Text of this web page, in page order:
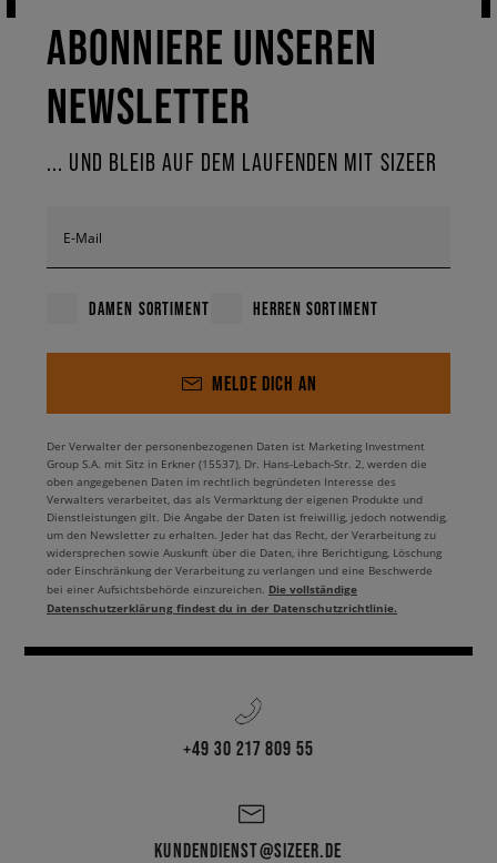
ABONNIERE UNSEREN
NEWSLETTER
... UND BLEIB AUF DEM LAUFENDEN MIT SIZEER
E-Mail
DAMEN SORTIMENT HERREN SORTIMENT
MELDE DICH AN
Der Verwalter der personenbezogenen Daten ist Marketing Investment
Group S.A. mit Sitz in Erkner (15537), Dr. Hans-Lebach-Str. 2, werden die
oben angegebenen Daten im rechtlich begründeten Interesse des
Verwalters verarbeitet, das als Vermarktung der eigenen Produkte und
Dienstleistungen gilt. Die Angabe der Daten ist freiwillig, jedoch notwendig,
um den Newsletter zu erhalten. Jeder hat das Recht, der Verarbeitung zu
widersprechen sowie Auskunft über die Daten, ihre Berichtigung, Löschung
oder Einschränkung der Verarbeitung zu verlangen und eine Beschwerde
bei einer Aufsichtsbehörde einzureichen. Die vollständige
Datenschutzerklärung findest du in der Datenschutzrichtlinie.
+49 30 217 809 55
KUNDENDIENST@SIZEER.DE